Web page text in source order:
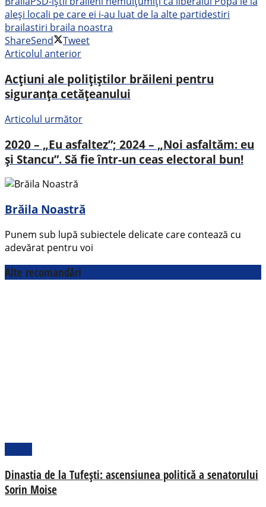
aleși locali pe care ei i-au luat de la alte partidestiri
brailastiri braila noastra
ShareSend
Tweet
Articolul anterior
Acțiuni ale polițiștilor brăileni pentru
siguranța cetățeanului
Articolul următor
2020 – „Eu asfaltez”; 2024 – „Noi asfaltăm: eu
și Stancu”. Să fie într-un ceas electoral bun!
Brăila Noastră
Punem sub lupă subiectele delicate care contează cu
adevărat pentru voi
Alte recomandări
Dinastia de la Tufești: ascensiunea politică a senatorului
Sorin Moise